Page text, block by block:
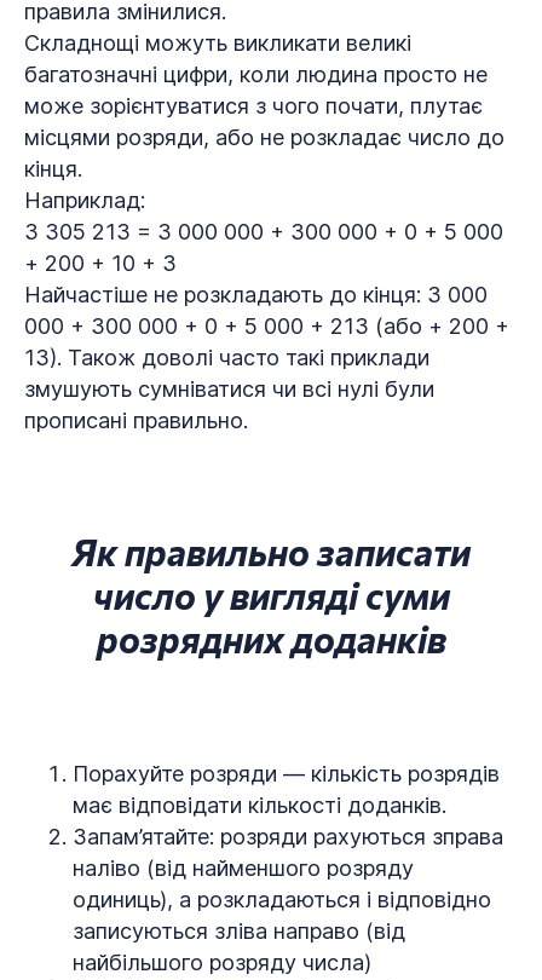
правила змінилися.
Складнощі можуть викликати великі
багатозначні цифри, коли людина просто не
може зорієнтуватися з чого почати, плутає
місцями розряди, або не розкладає число до
кінця.
Наприклад:
3 305 213 = 3 000 000 + 300 000 + 0 + 5 000
+ 200 + 10 + 3
Найчастіше не розкладають до кінця: 3 000
000 + 300 000 + 0 + 5 000 + 213 (або + 200 +
13). Також доволі часто такі приклади
змушують сумніватися чи всі нулі були
прописані правильно.
Як правильно записати
число у вигляді суми
розрядних доданків
Порахуйте розряди — кількість розрядів
має відповідати кількості доданків.
Запам’ятайте: розряди рахуються зправа
наліво (від найменшого розряду
одиниць), а розкладаються і відповідно
записуються зліва направо (від
найбільшого розряду числа)